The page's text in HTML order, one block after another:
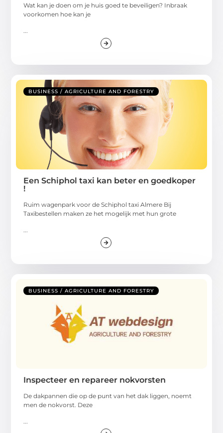
Wat kan je doen om je huis goed te beveiligen? Inbraak
voorkomen hoe kan je
BUSINESS / AGRICULTURE AND FORESTRY
Een Schiphol taxi kan beter en goedkoper
!
Ruim wagenpark voor de Schiphol taxi Almere Bij
Taxibestellen maken ze het mogelijk met hun grote
BUSINESS / AGRICULTURE AND FORESTRY
Inspecteer en repareer nokvorsten
De dakpannen die op de punt van het dak liggen, noemt
men de nokvorst. Deze